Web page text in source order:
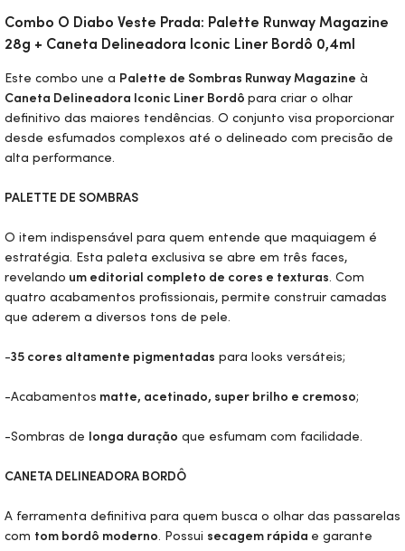
Combo O Diabo Veste Prada: Palette Runway Magazine
28g + Caneta Delineadora Iconic Liner Bordô 0,4ml
Este combo une a Palette de Sombras Runway Magazine à
Caneta Delineadora Iconic Liner Bordô para criar o olhar
definitivo das maiores tendências. O conjunto visa proporcionar
desde esfumados complexos até o delineado com precisão de
alta performance.
PALETTE DE SOMBRAS
O item indispensável para quem entende que maquiagem é
estratégia. Esta paleta exclusiva se abre em três faces,
revelando um editorial completo de cores e texturas. Com
quatro acabamentos profissionais, permite construir camadas
que aderem a diversos tons de pele.
-35 cores altamente pigmentadas para looks versáteis;
-Acabamentos matte, acetinado, super brilho e cremoso;
-Sombras de longa duração que esfumam com facilidade.
CANETA DELINEADORA BORDÔ
A ferramenta definitiva para quem busca o olhar das passarelas
com tom bordô moderno. Possui secagem rápida e garante